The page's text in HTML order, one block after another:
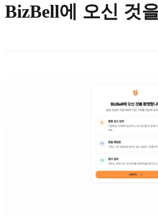
BizBell에 오신 것